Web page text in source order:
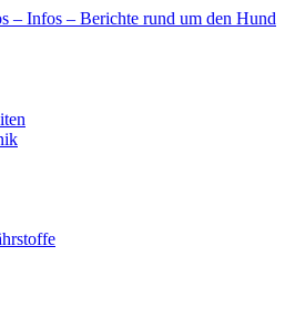
– Infos – Berichte rund um den Hund